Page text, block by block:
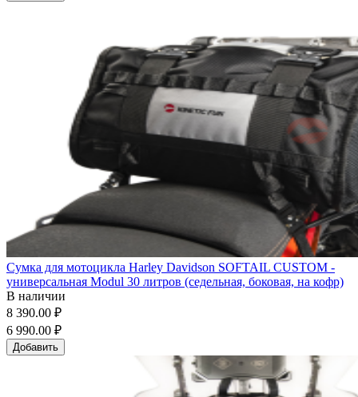
Сумка для мотоцикла Harley Davidson SOFTAIL CUSTOM -
универсальная Modul 30 литров (седельная, боковая, на кофр)
В наличии
8 390.00 ₽
6 990.00 ₽
Добавить